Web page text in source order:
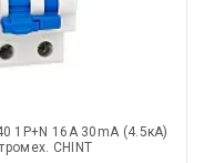
1P+N 16А 30mA (4.5кА)
CHINT